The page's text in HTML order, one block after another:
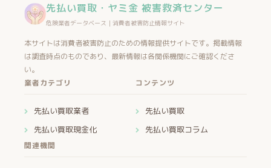
先払い買取・ヤミ金 被害救済センター
危険業者データベース｜消費者被害防止情報サイト
本サイトは消費者被害防止のための情報提供サイトです。掲載情報
は調査時点のものであり、最新情報は各関係機関にご確認くださ
い。
業者カテゴリ
先払い買取業者
先払い買取現金化
コンテンツ
先払い買取
先払い買取コラム
関連機関